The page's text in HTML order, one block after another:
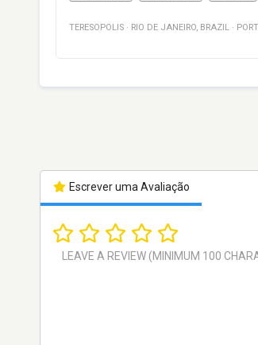
TERESOPOLIS · RIO DE JANEIRO, BRAZIL ·
Escrever uma Avaliação